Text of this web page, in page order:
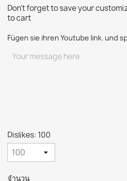
Don't forget to save your
to cart
Fügen sie ihren Youtube link. und
Dislikes: 100
จำนวน